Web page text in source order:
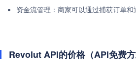
资金流管理：商家可以通过捕获订单和
Revolut API的价格（API免费方